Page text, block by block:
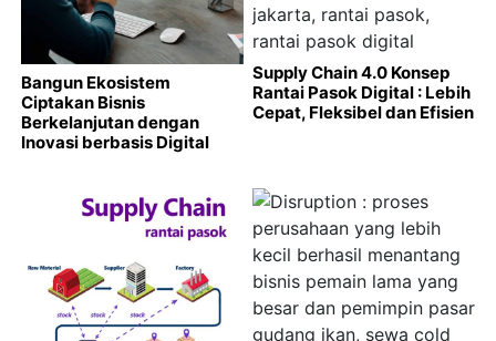
Bangun Ekosistem
Ciptakan Bisnis
Berkelanjutan dengan
Inovasi berbasis Digital
Supply Chain 4.0 Konsep
Rantai Pasok Digital : Lebih
Cepat, Fleksibel dan Efisien